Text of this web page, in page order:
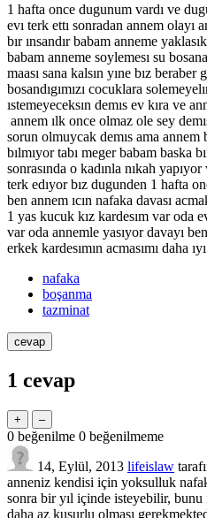
1 hafta once dugunum vardı ve
evı terk ettı sonradan annem olayı
bır ınsandır babam anneme
babam anneme soylemesı su
maası sana kalsın yıne bız beraber
bosandıgımızı cocuklara
ıstemeyeceksın demıs ev kıra ve
annem ılk once olmaz ole sey
sorun olmuycak demıs ama annem
bılmıyor tabı meger babam baska
sonrasında o kadınla nıkah
terk edıyor bız dugunden 1 hafta
ben annem ıcın nafaka davası
1 yas kucuk kız kardesım var oda
var oda annemle yasıyor davayı
erkek kardesımın acmasımı daha ıyı
nafaka
boşanma
tazminat
1 cevap
0 beğenilme 0 beğenilmeme
14, Eylül, 2013 lifeislaw
anneniz kendisi için yoksulluk
sonra bir yıl içinde isteyebilir,
daha az kusurlu olması